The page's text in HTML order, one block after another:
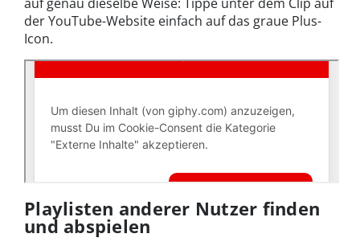
der YouTube-Website einfach auf das graue Plus-
Icon.
Playlisten anderer Nutzer finden
und abspielen